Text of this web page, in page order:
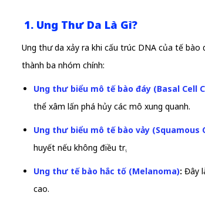
1. Ung Thư Da Là Gì?
Ung thư da xảy ra khi cấu trúc DNA của tế
thành ba nhóm chính:
Ung thư biểu mô tế bào đáy (Basal Cell
thể xâm lấn phá hủy các mô xung quanh.
Ung thư biểu mô tế bào vảy (Squamous
huyết nếu không điều trị.
Ung thư tế bào hắc tố (Melanoma): Đây
cao.